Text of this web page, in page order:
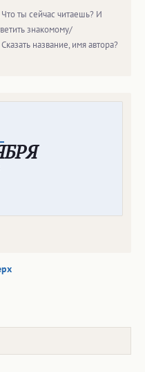
ты сейчас читаешь? И
знакомому/
название, имя автора?